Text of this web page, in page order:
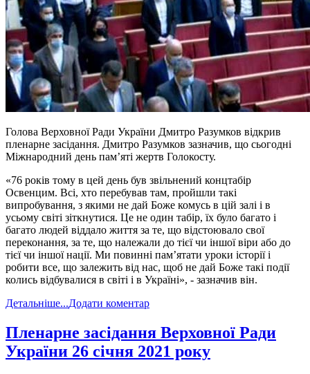
Голова Верховної Ради України Дмитро Разумков відкрив
пленарне засідання. Дмитро Разумков зазначив, що сьогодні
Міжнародний день пам’яті жертв Голокосту.
«76 років тому в цей день був звільнений концтабір
Освенцим. Всі, хто перебував там, пройшли такі
випробування, з якими не дай Боже комусь в цій залі і в
усьому світі зіткнутися. Це не один табір, їх було багато і
багато людей віддало життя за те, що відстоювало свої
переконання, за те, що належали до тієї чи іншої віри або до
тієї чи іншої нації. Ми повинні пам’ятати уроки історії і
робити все, що залежить від нас, щоб не дай Боже такі події
колись відбувалися в світі і в Україні», - зазначив він.
Детальніше...Додати коментар
​Пленарне засідання Верховної Ради
України 26 січня 2021 року